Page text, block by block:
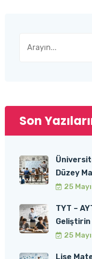
Son
Düzey
25
TYT –
Geliştirin
25
Lise